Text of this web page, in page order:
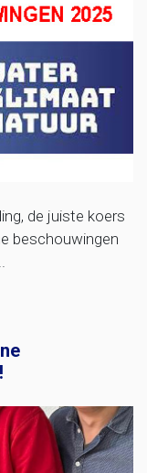
de juiste koers
beschouwingen